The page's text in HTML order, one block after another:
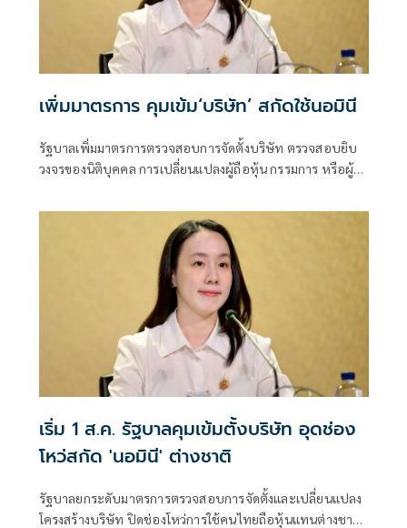
เพิ่มมาตรการ คุมเข้ม‘บริษัท’ สกัดใช้นอมินี
รัฐบาลเพิ่มมาตรการตรวจสอบการจัดตั้งบริษัท ตรวจสอบยิบ
วงจรของนิติบุคคล การเปลี่ยนแปลงผู้ถือหุ้น กรรมการ หรือผู้มี
ชาติ เริ่มใช้วันที่ 1 ส.ค.
เริ่ม 1 ส.ค. รัฐบาลคุมเข้มตั้งบริษัท อุดช่อง
โหว่สกัด 'นอมินี' ต่างชาติ
รัฐบาลยกระดับมาตรการตรวจสอบการจัดตั้งและเปลี่ยนแปลง
โครงสร้างบริษัท ปิดช่องโหว่การใช้คนไทยถือหุ้นแทนต่างชาติ